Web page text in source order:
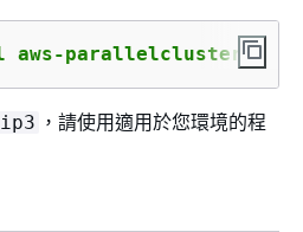
aws-parallelcluster
，請使用適用於您環境的程